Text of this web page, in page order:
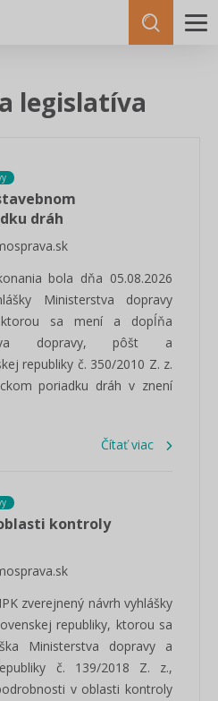
legislatíva
dráh
bola dňa 05.08.2026
Ministerstva dopravy
ktorou sa mení a dopĺňa
dopravy, pôšt a
republiky č. 350/2010 Z. z.
poriadku dráh v znení
Čítať viac
kontroly
zverejnený návrh vyhlášky
republiky, ktorou sa
Ministerstva dopravy a
č. 139/2018 Z. z.,
v oblasti kontroly